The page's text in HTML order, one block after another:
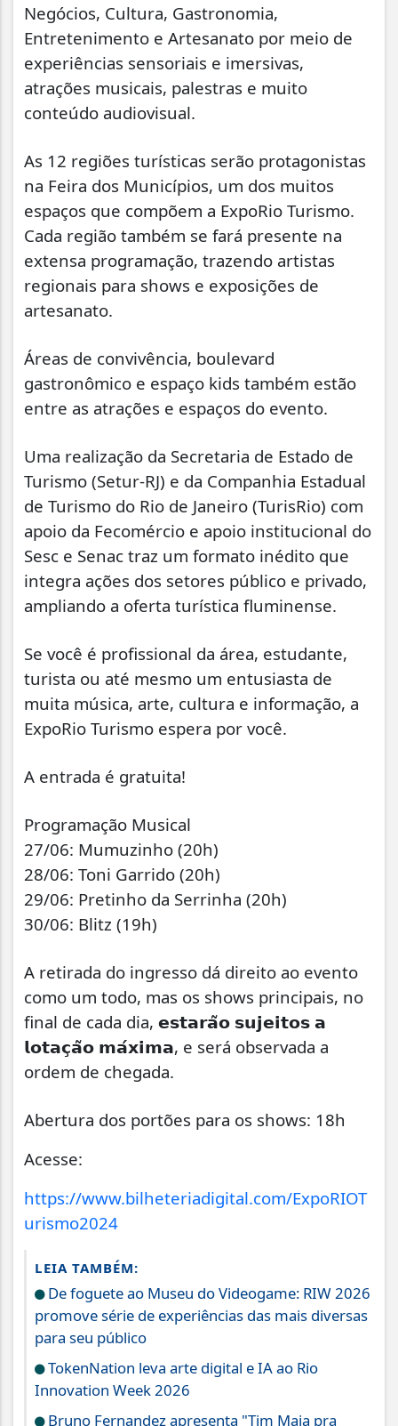
Negócios, Cultura, Gastronomia,
Entretenimento e Artesanato por meio de
experiências sensoriais e imersivas,
atrações musicais, palestras e muito
conteúdo audiovisual.
As 12 regiões turísticas serão protagonistas
na Feira dos Municípios, um dos muitos
espaços que compõem a ExpoRio Turismo.
Cada região também se fará presente na
extensa programação, trazendo artistas
regionais para shows e exposições de
artesanato.
Áreas de convivência, boulevard
gastronômico e espaço kids também estão
entre as atrações e espaços do evento.
Uma realização da Secretaria de Estado de
Turismo (Setur-RJ) e da Companhia Estadual
de Turismo do Rio de Janeiro (TurisRio) com
apoio da Fecomércio e apoio institucional do
Sesc e Senac traz um formato inédito que
integra ações dos setores público e privado,
ampliando a oferta turística fluminense.
Se você é profissional da área, estudante,
turista ou até mesmo um entusiasta de
muita música, arte, cultura e informação, a
ExpoRio Turismo espera por você.
A entrada é gratuita!
Programação Musical
27/06: Mumuzinho (20h)
28/06: Toni Garrido (20h)
29/06: Pretinho da Serrinha (20h)
30/06: Blitz (19h)
A retirada do ingresso dá direito ao evento
como um todo, mas os shows principais, no
final de cada dia, 𝗲𝘀𝘁𝗮𝗿𝗮̃𝗼 𝘀𝘂𝗷𝗲𝗶𝘁𝗼𝘀 𝗮
𝗹𝗼𝘁𝗮𝗰̧𝗮̃𝗼 𝗺𝗮́𝘅𝗶𝗺𝗮, e será observada a
ordem de chegada.
Abertura dos portões para os shows: 18h
Acesse:
https://www.bilheteriadigital.com/ExpoRIOT
urismo2024
LEIA TAMBÉM:
De foguete ao Museu do Videogame: RIW 2026
promove série de experiências das mais diversas
para seu público
TokenNation leva arte digital e IA ao Rio
Innovation Week 2026
Bruno Fernandez apresenta "Tim Maia pra